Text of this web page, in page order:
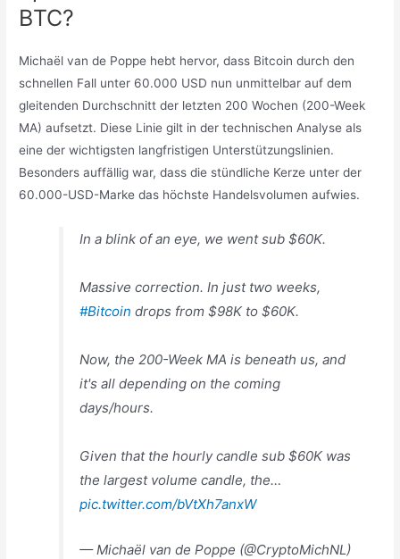
BTC?
Michaël van de Poppe hebt hervor, dass Bitcoin durch den
schnellen Fall unter 60.000 USD nun unmittelbar auf dem
gleitenden Durchschnitt der letzten 200 Wochen (200-Week
MA) aufsetzt. Diese Linie gilt in der technischen Analyse als
eine der wichtigsten langfristigen Unterstützungslinien.
Besonders auffällig war, dass die stündliche Kerze unter der
60.000-USD-Marke das höchste Handelsvolumen aufwies.
In a blink of an eye, we went sub $60K.
Massive correction. In just two weeks,
#Bitcoin drops from $98K to $60K.
Now, the 200-Week MA is beneath us, and
it's all depending on the coming
days/hours.
Given that the hourly candle sub $60K was
the largest volume candle, the…
pic.twitter.com/bVtXh7anxW
— Michaël van de Poppe (@CryptoMichNL)